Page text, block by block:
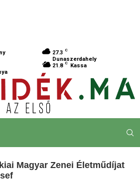
27.3 C
Dunaszerdahely
21.8 C Kassa
Magyar Zenei Életműdíjat